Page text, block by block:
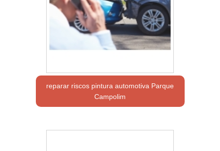
reparar riscos pintura automotiva Parque
Campolim